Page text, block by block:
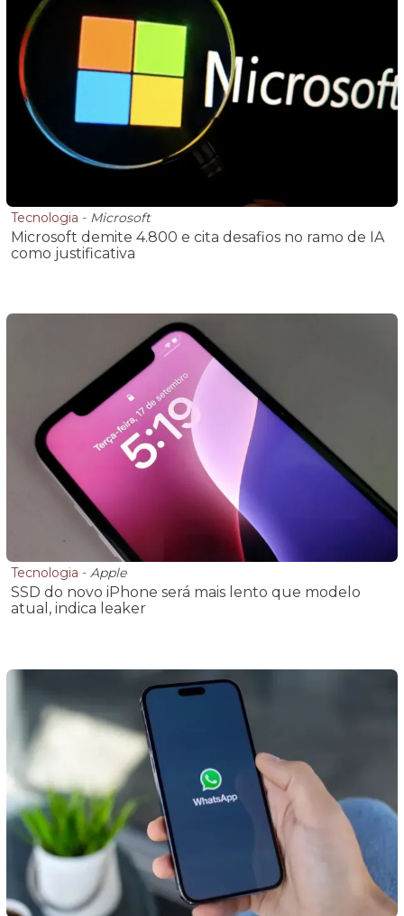
Tecnologia - Microsoft
Microsoft demite 4.800 e cita desafios no ramo de IA
como justificativa
Tecnologia - Apple
SSD do novo iPhone será mais lento que modelo
atual, indica leaker